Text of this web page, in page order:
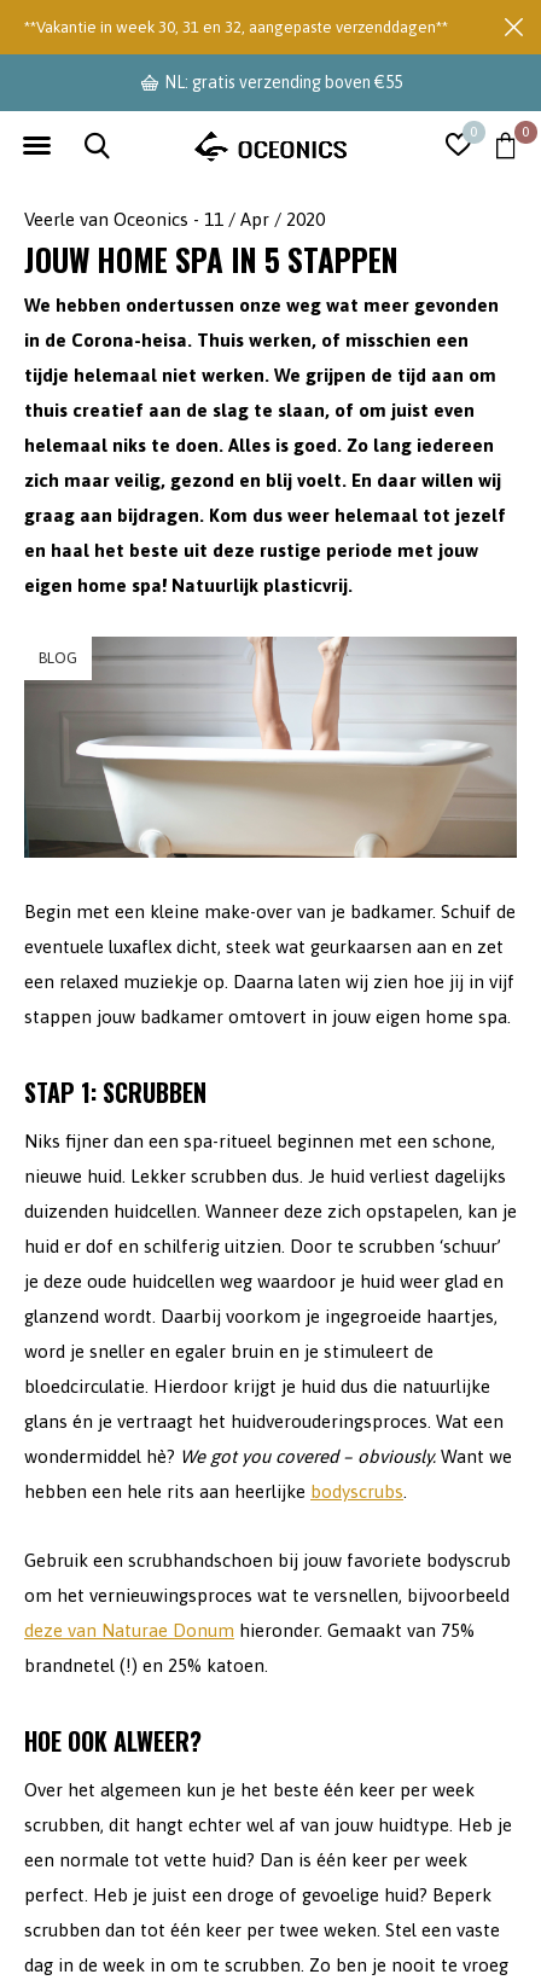
0 0
**Vakantie in week 30, 31 en 32, aangepaste verzenddagen**
Veerle van Oceonics - 11 / Apr / 2020
JOUW HOME SPA IN 5 STAPPEN
We hebben ondertussen onze weg wat meer gevonden
in de Corona-heisa. Thuis werken, of misschien een
tijdje helemaal niet werken. We grijpen de tijd aan om
thuis creatief aan de slag te slaan, of om juist even
helemaal niks te doen. Alles is goed. Zo lang iedereen
zich maar veilig, gezond en blij voelt. En daar willen wij
graag aan bijdragen. Kom dus weer helemaal tot jezelf
en haal het beste uit deze rustige periode met jouw
eigen home spa! Natuurlijk plasticvrij.
BLOG
Begin met een kleine make-over van je badkamer. Schuif de
eventuele luxaflex dicht, steek wat geurkaarsen aan en zet
een relaxed muziekje op. Daarna laten wij zien hoe jij in vijf
stappen jouw badkamer omtovert in jouw eigen home spa.
STAP 1: SCRUBBEN
Niks fijner dan een spa-ritueel beginnen met een schone,
nieuwe huid. Lekker scrubben dus. Je huid verliest dagelijks
duizenden huidcellen. Wanneer deze zich opstapelen, kan je
huid er dof en schilferig uitzien. Door te scrubben ‘schuur’
je deze oude huidcellen weg waardoor je huid weer glad en
glanzend wordt. Daarbij voorkom je ingegroeide haartjes,
word je sneller en egaler bruin en je stimuleert de
bloedcirculatie. Hierdoor krijgt je huid dus die natuurlijke
glans én je vertraagt het huidverouderingsproces. Wat een
wondermiddel hè? We got you covered – obviously. Want we
hebben een hele rits aan heerlijke bodyscrubs
Gebruik een scrubhandschoen bij jouw favoriete bodyscrub
om het vernieuwingsproces wat te versnellen, bijvoorbeeld
deze van Naturae Donum hieronder. Gemaakt van 75%
brandnetel (!) en 25% katoen.
HOE OOK ALWEER?
Over het algemeen kun je het beste één keer per week
scrubben, dit hangt echter wel af van jouw huidtype. Heb je
een normale tot vette huid? Dan is één keer per week
perfect. Heb je juist een droge of gevoelige huid? Beperk
scrubben dan tot één keer per twee weken. Stel een vaste
dag in de week in om te scrubben. Zo ben je nooit te vroeg